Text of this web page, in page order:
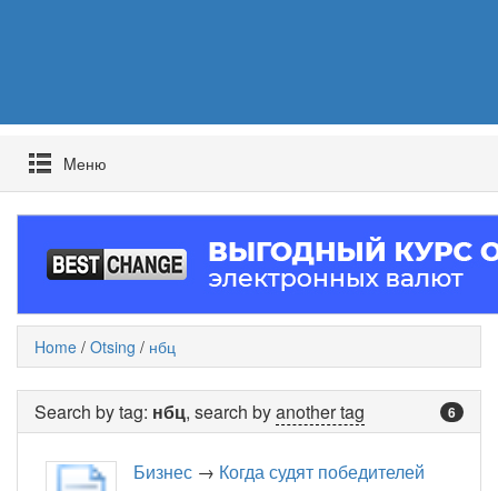
Mеню
Home / Otsing / нбц
6
Search by tag: нбц, search byanother tag
Бизнес → Когда судят победителей